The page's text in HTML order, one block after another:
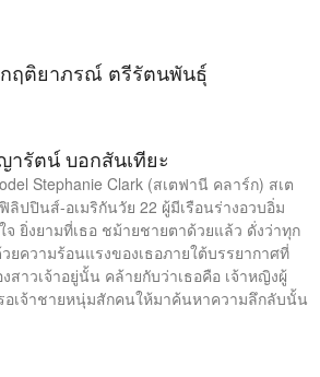
กฤติยาภรณ์ ตรีรัตนพันธุ์
ารัตน์ บอกสันเทียะ
Stephanie Clark (สเตฟานี คลาร์ก) สเต
ปปินส์-อเมริกันวัย 22 ผู้มีเรือนร่างอวบอิ่ม
จ ยิ่งยามที่เธอ ชม้ายชายตาด้วยแล้ว ดั่งว่าทุก
ยความร้อนแรงของเธอภายใต้บรรยากาศที่
สาวเจ้าอยู่นั้น คล้ายกับว่าเธอคือ เจ้าหญิงผู้
อเจ้าชายหนุ่มสักคนให้มาค้นหาความลึกลับนั้น